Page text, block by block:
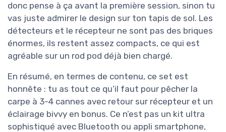
donc pense à ça avant la première session, sinon tu
vas juste admirer le design sur ton tapis de sol. Les
détecteurs et le récepteur ne sont pas des briques
énormes, ils restent assez compacts, ce qui est
agréable sur un rod pod déjà bien chargé.
En résumé, en termes de contenu, ce set est
honnête : tu as tout ce qu’il faut pour pêcher la
carpe à 3-4 cannes avec retour sur récepteur et un
éclairage bivvy en bonus. Ce n’est pas un kit ultra
sophistiqué avec Bluetooth ou appli smartphone,